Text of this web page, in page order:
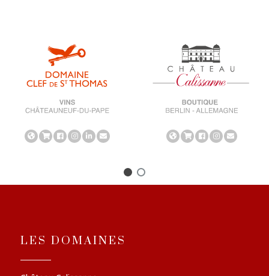
LES DOMAINES